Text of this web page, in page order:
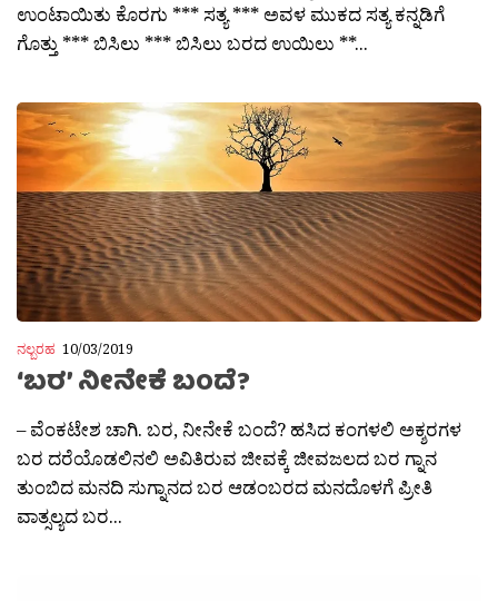
ಉಂಟಾಯಿತು ಕೊರಗು *** ಸತ್ಯ *** ಅವಳ ಮುಕದ ಸತ್ಯ ಕನ್ನಡಿಗೆ
ಗೊತ್ತು *** ಬಿಸಿಲು *** ಬಿಸಿಲು ಬರದ ಉಯಿಲು **...
ನಲ್ಬರಹ 10/03/2019
‘ಬರ’ ನೀನೇಕೆ ಬಂದೆ?
– ವೆಂಕಟೇಶ ಚಾಗಿ. ಬರ, ನೀನೇಕೆ ಬಂದೆ? ಹಸಿದ ಕಂಗಳಲಿ ಅಕ್ಶರಗಳ
ಬರ ದರೆಯೊಡಲಿನಲಿ ಅವಿತಿರುವ ಜೀವಕ್ಕೆ ಜೀವಜಲದ ಬರ ಗ್ನಾನ
ತುಂಬಿದ ಮನದಿ ಸುಗ್ನಾನದ ಬರ ಆಡಂಬರದ ಮನದೊಳಗೆ ಪ್ರೀತಿ
ವಾತ್ಸಲ್ಯದ ಬರ...